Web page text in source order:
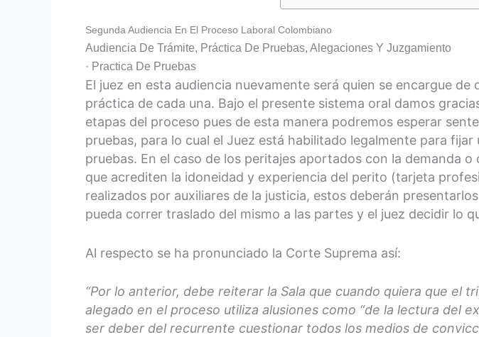
Segunda Audiencia En El Proceso Laboral Colombiano
Audiencia De Trámite, Práctica De Pruebas, Alegaciones Y Juzgamiento
· Practica De Pruebas
El juez en esta audiencia nuevamente será quien se encargue
práctica de cada una. Bajo el presente sistema oral damos
etapas del proceso pues de esta manera podremos esperar
pruebas, para lo cual el Juez está habilitado legalmente para
pruebas. En el caso de los peritajes aportados con la demanda
que acrediten la idoneidad y experiencia del perito (tarjeta
realizados por auxiliares de la justicia, estos deberán
pueda correr traslado del mismo a las partes y el juez decidir lo
Al respecto se ha pronunciado la Corte Suprema así:
“Por lo anterior, debe reiterar la Sala que cuando quiera que el
alegado en el proceso utiliza alusiones como “de la lectura del
ser deber del recurrente cuestionar todos los medios de